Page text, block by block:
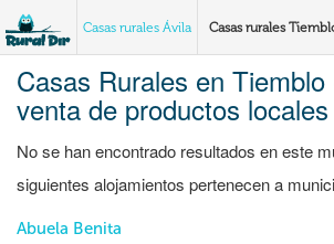
Casas rurales Ávila Casas rurales
Casas Rurales en
venta de productos locales
No se han encontrado resultados en este
siguientes alojamientos pertenecen a
Abuela Benita